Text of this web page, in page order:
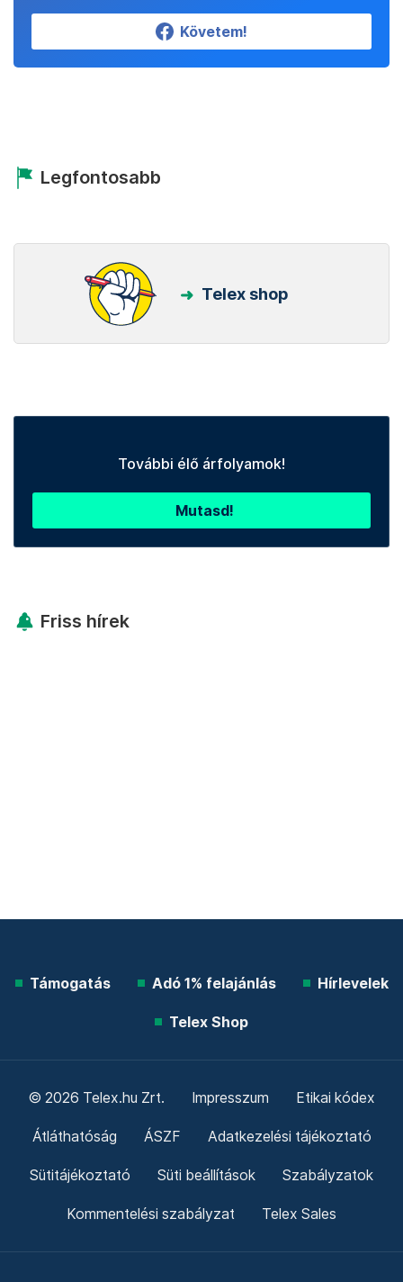
Követem!
Legfontosabb
Telex shop
További élő árfolyamok!
Mutasd!
Friss hírek
Támogatás Adó 1% felajánlás Hírlevelek
Telex Shop
© 2026 Telex.hu Zrt. Impresszum Etikai kódex
Átláthatóság ÁSZF Adatkezelési tájékoztató
Sütitájékoztató Süti beállítások Szabályzatok
Kommentelési szabályzat Telex Sales